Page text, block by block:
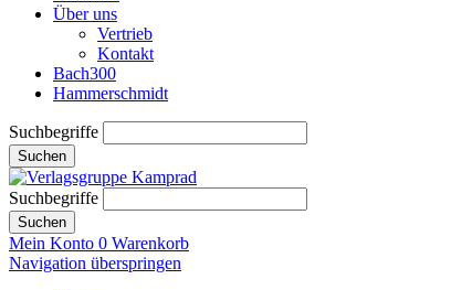
Über uns
Vertrieb
Kontakt
Bach300
Hammerschmidt
Suchbegriffe
Suchen
Suchbegriffe
Suchen
Mein Konto 0 Warenkorb
Navigation überspringen